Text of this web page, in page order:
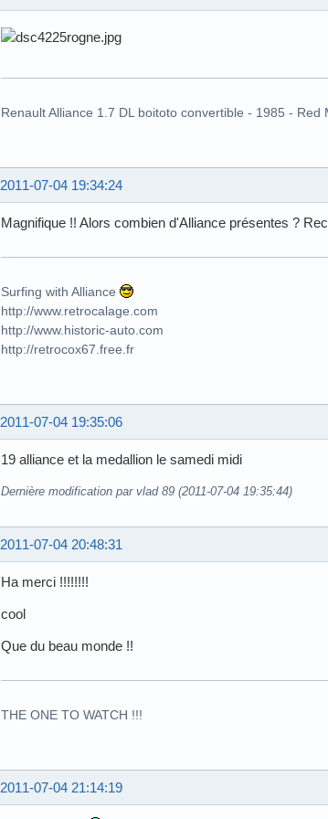
Renault Alliance 1.7 DL boitoto convertible - 1985 - Red
2011-07-04 19:34:24
Magnifique !! Alors combien d'Alliance présentes ?
Surfing with Alliance
http://www.retrocalage.com
http://www.historic-auto.com
http://retrocox67.free.fr
2011-07-04 19:35:06
19 alliance et la medallion le samedi midi
Dernière modification par vlad 89 (2011-07-04 19:35:44)
2011-07-04 20:48:31
Ha merci !!!!!!!!
cool
Que du beau monde !!
THE ONE TO WATCH !!!
2011-07-04 21:14:19